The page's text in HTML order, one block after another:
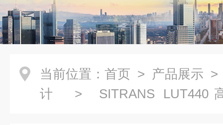
当前位置： 首页 > 产品展示
计
> SITRANS